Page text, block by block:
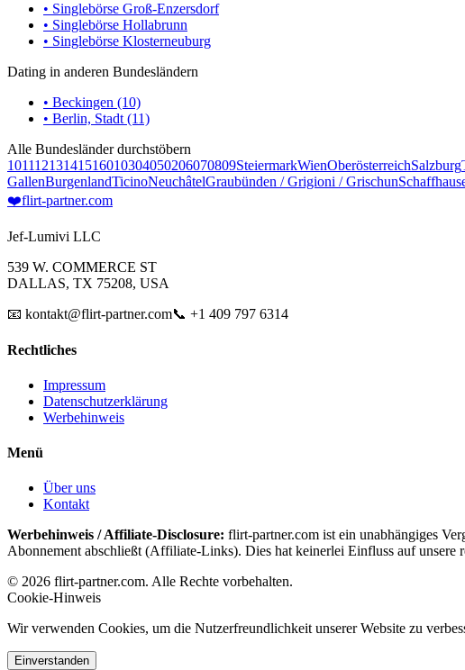
• Singlebörse Groß-Enzersdorf
• Singlebörse Hollabrunn
• Singlebörse Klosterneuburg
Dating in anderen Bundesländern
• Beckingen (10)
• Berlin, Stadt (11)
Alle Bundesländer durchstöbern
10111213141516010304050206070809SteiermarkWienOberösterreichSalzburg
GallenBurgenlandTicinoNeuchâtelGraubünden / Grigioni / Grischun
❤️flirt-partner.com
Jef-Lumivi LLC
539 W. COMMERCE ST
DALLAS, TX 75208, USA
📧 kontakt@flirt-partner.com📞 +1 409 797 6314
Rechtliches
Impressum
Datenschutzerklärung
Werbehinweis
Menü
Über uns
Kontakt
Werbehinweis / Affiliate-Disclosure: flirt-partner.com ist ein unabhängiges
Abonnement abschließt (Affiliate-Links). Dies hat keinerlei Einfluss auf unsere
© 2026 flirt-partner.com. Alle Rechte vorbehalten.
Cookie-Hinweis
Wir verwenden Cookies, um die Nutzerfreundlichkeit unserer Website zu
Einverstanden